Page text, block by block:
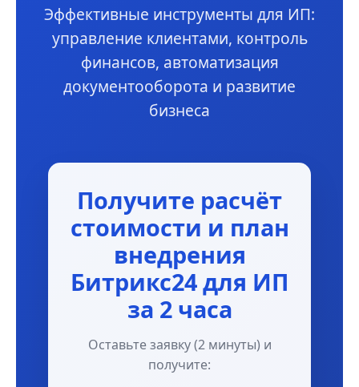
Эффективные инструменты для ИП:
управление клиентами, контроль
финансов, автоматизация
документооборота и развитие
бизнеса
Получите расчёт
стоимости и план
внедрения
Битрикс24 для ИП
за 2 часа
Оставьте заявку (2 минуты) и
получите: